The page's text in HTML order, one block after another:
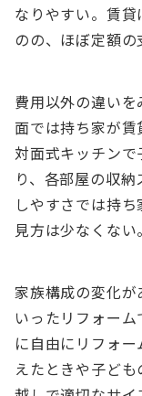
なりやすい。賃
のの、ほぼ定額の
費⽤以外の違い
⾯では持ち家が賃
対⾯式キッチン
り、各部屋の収
しやすさでは持
⾒⽅は少なくない。
家族構成の変化が
いったリフォー
に⾃由にリフォ
えたときや⼦ど